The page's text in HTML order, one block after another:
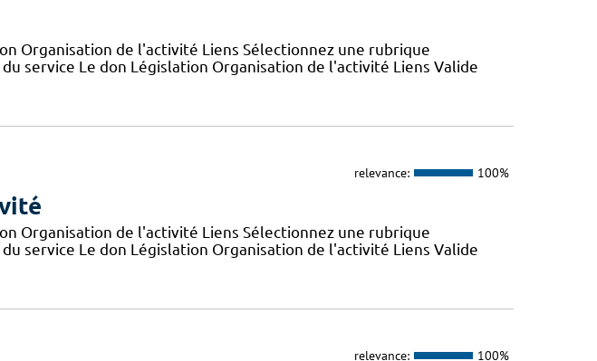
Organisation de l'activité Liens Sélectionnez une rubrique
service Le don Législation Organisation de l'activité Liens Valide
relevance: 100%
Organisation de l'activité Liens Sélectionnez une rubrique
service Le don Législation Organisation de l'activité Liens Valide
relevance: 100%